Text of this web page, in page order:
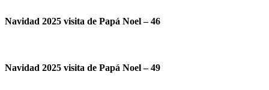
Navidad 2025 visita de Papá Noel – 46
Navidad 2025 visita de Papá Noel – 49